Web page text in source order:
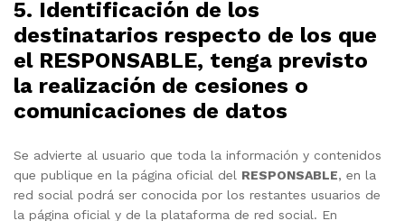
5. Identificación de los
destinatarios respecto de los que
el RESPONSABLE, tenga previsto
la realización de cesiones o
comunicaciones de datos
Se advierte al usuario que toda la información y contenidos
que publique en la página oficial del RESPONSABLE, en la
red social podrá ser conocida por los restantes usuarios de
la página oficial y de la plataforma de red social. En